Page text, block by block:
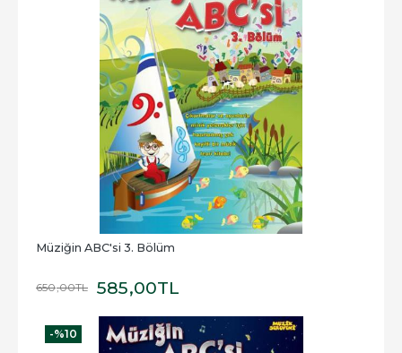
Müziğin ABC'si 3. Bölüm
650,00TL 585,00TL
-%10